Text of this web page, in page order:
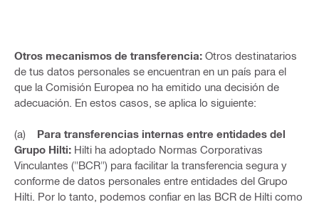
Otros mecanismos de transferencia: Otros destinatarios
de tus datos personales se encuentran en un país para el
que la Comisión Europea no ha emitido una decisión de
adecuación. En estos casos, se aplica lo siguiente:
(a) Para transferencias internas entre entidades del
Grupo Hilti: Hilti ha adoptado Normas Corporativas
Vinculantes ("BCR") para facilitar la transferencia segura y
conforme de datos personales entre entidades del Grupo
Hilti. Por lo tanto, podemos confiar en las BCR de Hilti como